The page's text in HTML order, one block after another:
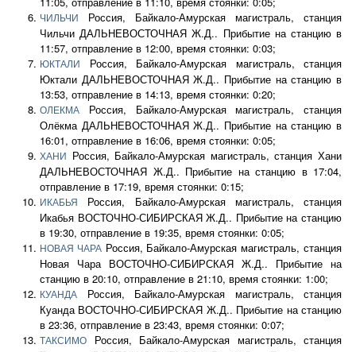
ЧИЛЬЧИ
Россия, Байкало-Амурская магистраль, станция
Чильчи ДАЛЬНЕВОСТОЧНАЯ Ж.Д.. Прибытие на станцию в
11:57, отправление в 12:00, время стоянки: 0:03;
ЮКТАЛИ
Россия, Байкало-Амурская магистраль, станция
Юктали ДАЛЬНЕВОСТОЧНАЯ Ж.Д.. Прибытие на станцию в
13:53, отправление в 14:13, время стоянки: 0:20;
ОЛЕКМА
Россия, Байкало-Амурская магистраль, станция
Олёкма ДАЛЬНЕВОСТОЧНАЯ Ж.Д.. Прибытие на станцию в
16:01, отправление в 16:06, время стоянки: 0:05;
ХАНИ
Россия, Байкало-Амурская магистраль, станция Хани
ДАЛЬНЕВОСТОЧНАЯ Ж.Д.. Прибытие на станцию в 17:04,
отправление в 17:19, время стоянки: 0:15;
ИКАБЬЯ
Россия, Байкало-Амурская магистраль, станция
Икабья ВОСТОЧНО-СИБИРСКАЯ Ж.Д.. Прибытие на станцию
в 19:30, отправление в 19:35, время стоянки: 0:05;
НОВАЯ ЧАРАРоссия, Байкало-Амурская магистраль, станция
Новая Чара ВОСТОЧНО-СИБИРСКАЯ Ж.Д.. Прибытие на
станцию в 20:10, отправление в 21:10, время стоянки: 1:00;
КУАНДА
Россия, Байкало-Амурская магистраль, станция
Куанда ВОСТОЧНО-СИБИРСКАЯ Ж.Д.. Прибытие на станцию
в 23:36, отправление в 23:43, время стоянки: 0:07;
ТАКСИМО
Россия, Байкало-Амурская магистраль, станция